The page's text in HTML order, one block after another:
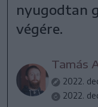
nyugodtan
végére.
Tamás
2022.
2022.